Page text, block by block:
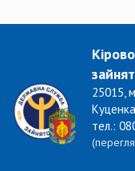
25015,
тел.: